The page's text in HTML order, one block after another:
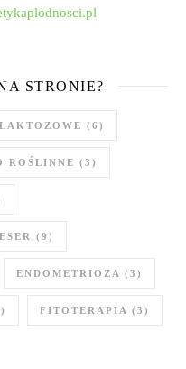
STRONIE?
(6)
ROŚLINNE (3)
(9)
ENDOMETRIOZA (3)
FITOTERAPIA (3)